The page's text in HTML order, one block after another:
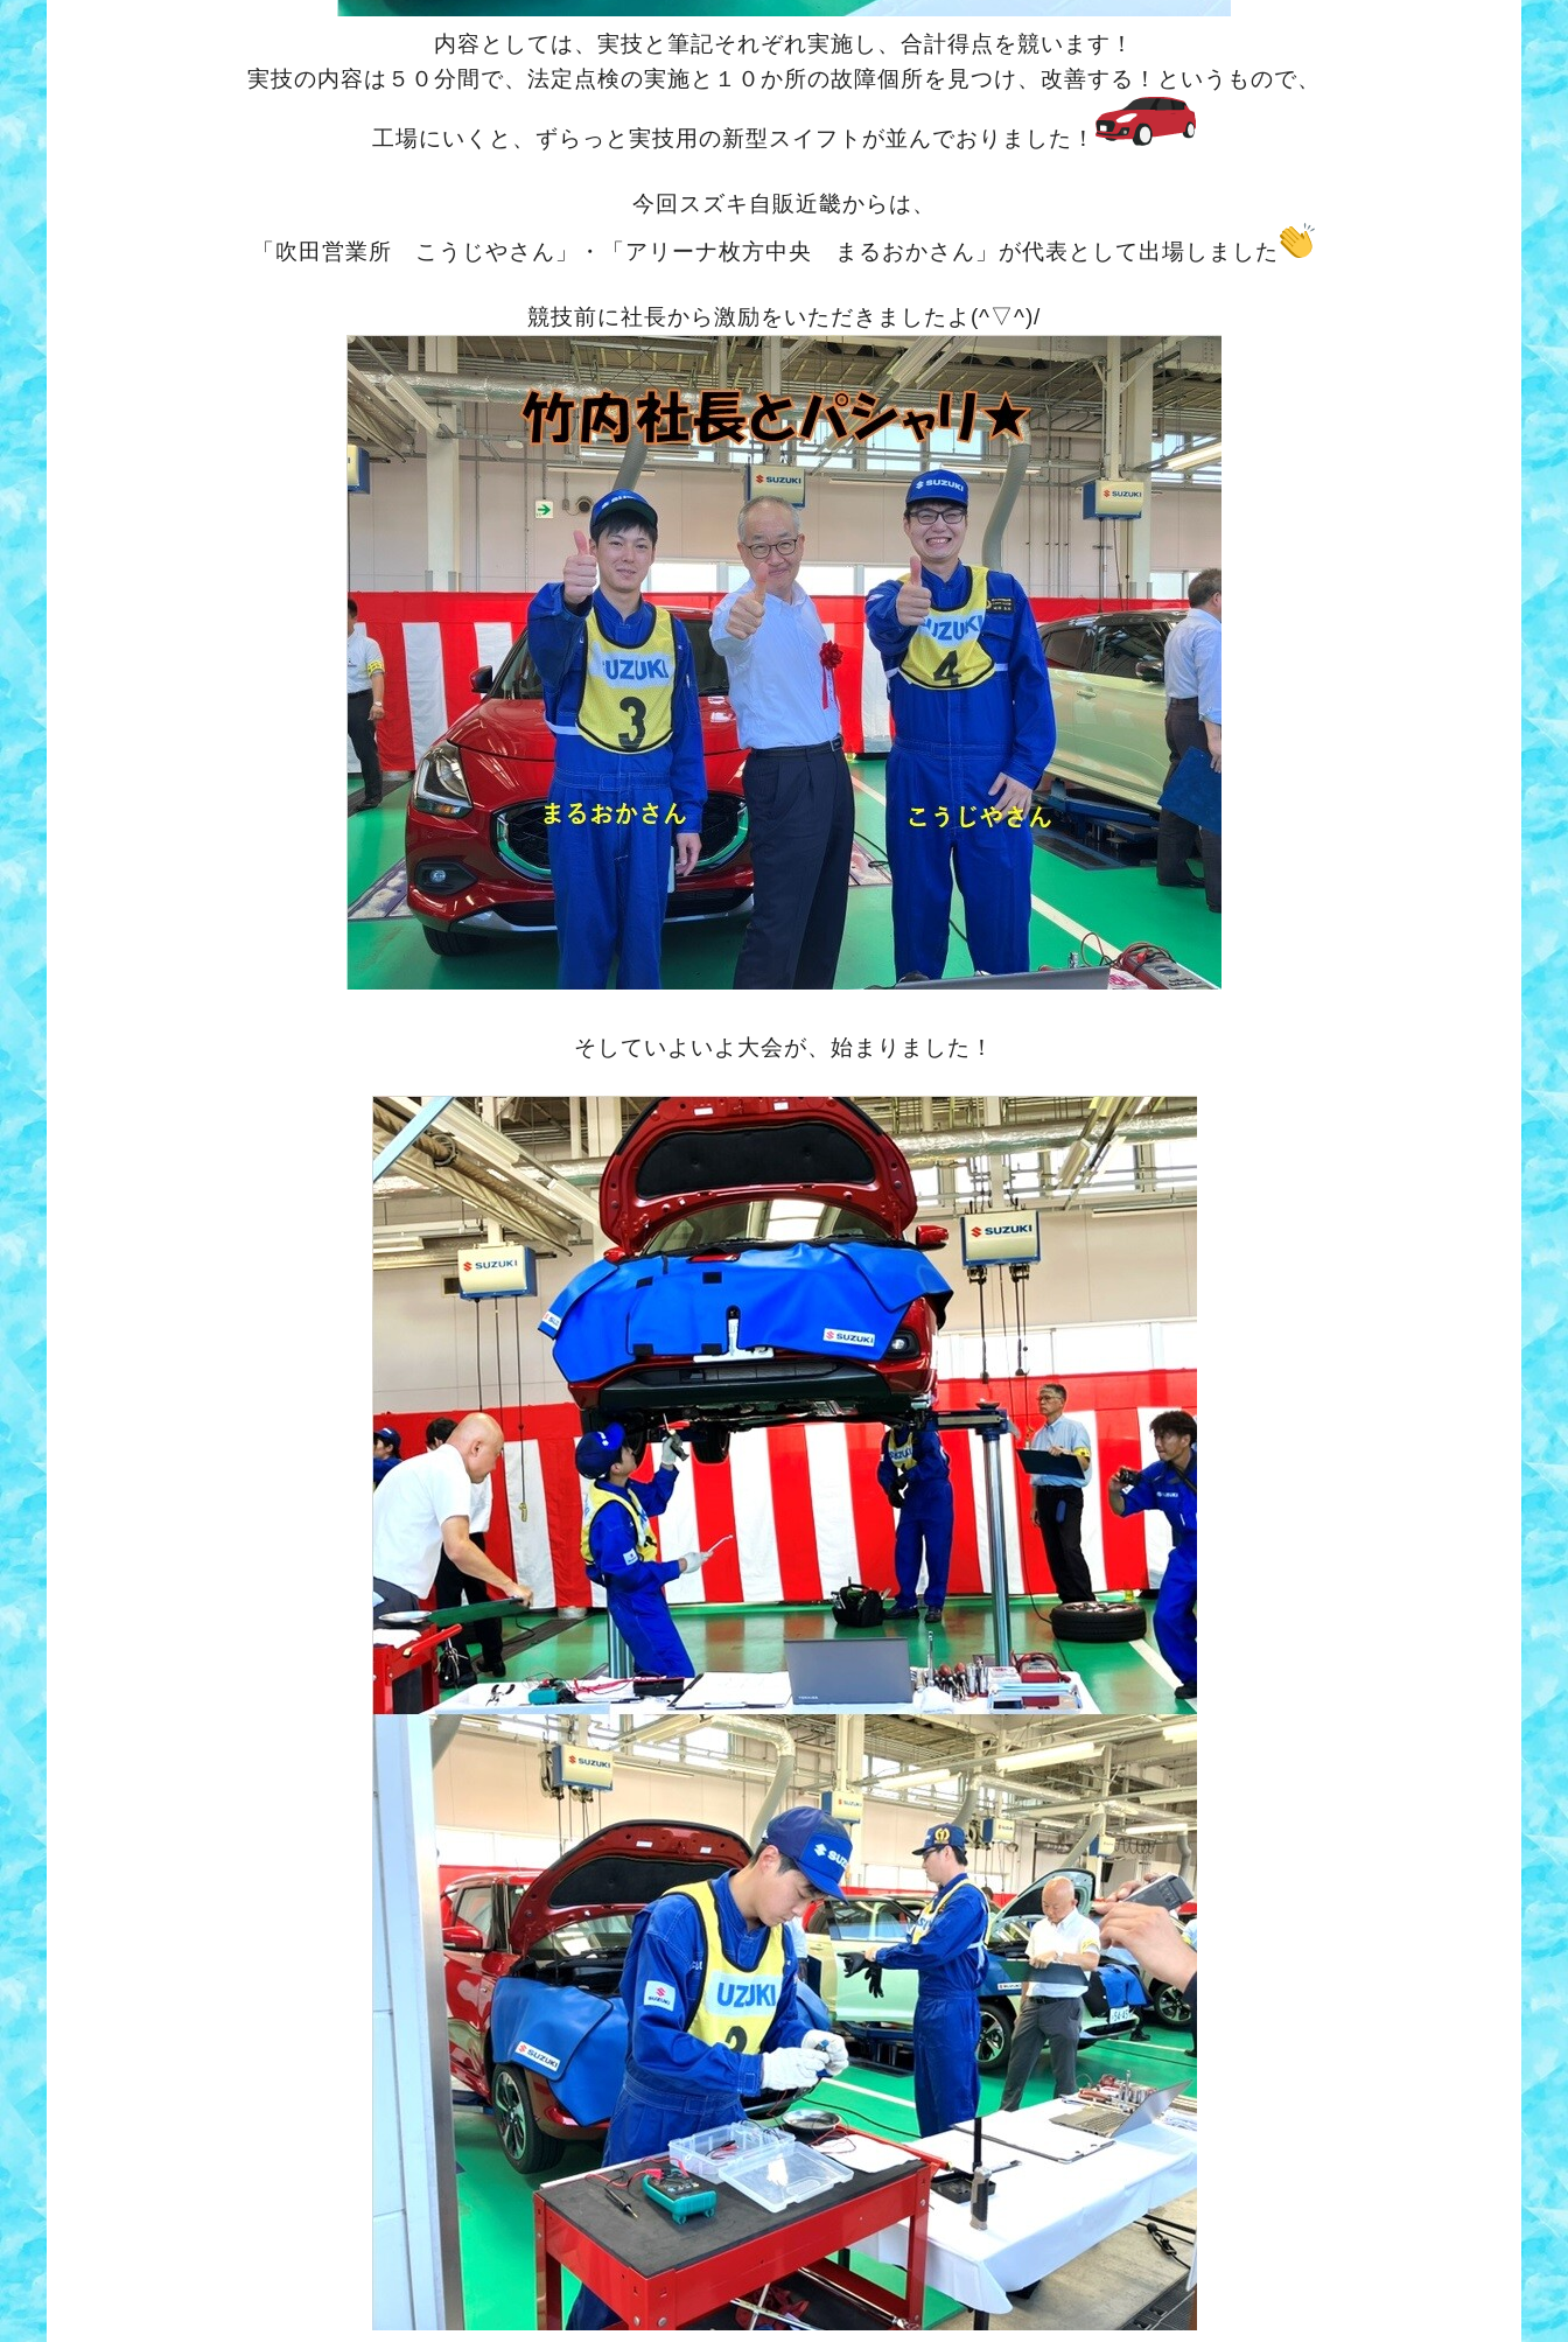
内容としては、実技と筆記それぞれ実施し、合計得点を競います！
実技の内容は５０分間で、法定点検の実施と１０か所の故障個所を見つけ、改善する！というもので、
工場にいくと、ずらっと実技用の新型スイフトが並んでおりました！
今回スズキ自販近畿からは、
「吹田営業所 こうじやさん」・「アリーナ枚方中央 まるおかさん」 が代表として出場しました
競技前に社長から激励をいただきましたよ(^▽^)/
そしていよいよ大会が、始まりました！